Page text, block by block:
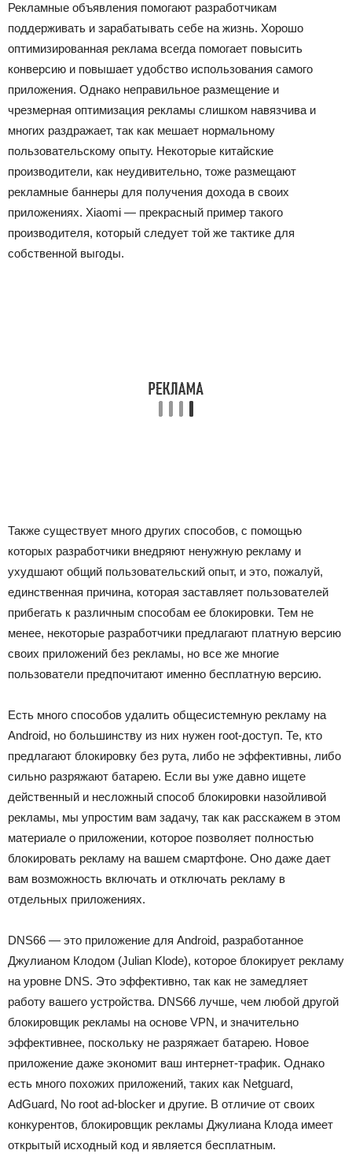
Рекламные объявления помогают разработчикам
поддерживать и зарабатывать себе на жизнь. Хорошо
оптимизированная реклама всегда помогает повысить
конверсию и повышает удобство использования самого
приложения. Однако неправильное размещение и
чрезмерная оптимизация рекламы слишком навязчива и
многих раздражает, так как мешает нормальному
пользовательскому опыту. Некоторые китайские
производители, как неудивительно, тоже размещают
рекламные баннеры для получения дохода в своих
приложениях. Xiaomi — прекрасный пример такого
производителя, который следует той же тактике для
собственной выгоды.
Также существует много других способов, с помощью
которых разработчики внедряют ненужную рекламу и
ухудшают общий пользовательский опыт, и это, пожалуй,
единственная причина, которая заставляет пользователей
прибегать к различным способам ее блокировки. Тем не
менее, некоторые разработчики предлагают платную версию
своих приложений без рекламы, но все же многие
пользователи предпочитают именно бесплатную версию.
Есть много способов удалить общесистемную рекламу на
Android, но большинству из них нужен root-доступ. Те, кто
предлагают блокировку без рута, либо не эффективны, либо
сильно разряжают батарею. Если вы уже давно ищете
действенный и несложный способ блокировки назойливой
рекламы, мы упростим вам задачу, так как расскажем в этом
материале о приложении, которое позволяет полностью
блокировать рекламу на вашем смартфоне. Оно даже дает
вам возможность включать и отключать рекламу в
отдельных приложениях.
DNS66 — это приложение для Android, разработанное
Джулианом Клодом (Julian Klode), которое блокирует рекламу
на уровне DNS. Это эффективно, так как не замедляет
работу вашего устройства. DNS66 лучше, чем любой другой
блокировщик рекламы на основе VPN, и значительно
эффективнее, поскольку не разряжает батарею. Новое
приложение даже экономит ваш интернет-трафик. Однако
есть много похожих приложений, таких как Netguard,
AdGuard, No root ad-blocker и другие. В отличие от своих
конкурентов, блокировщик рекламы Джулиана Клода имеет
открытый исходный код и является бесплатным.